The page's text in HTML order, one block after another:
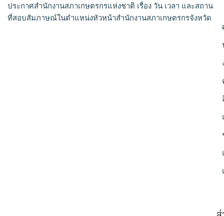
ประกาศสำนักงานสภาเกษตรกรแห่งชาติ เรื่อง วัน เวลา และสถาน
ที่สอบสัมภาษณ์ในตำแหน่งหัวหน้าสำนักงานสภาเกษตรกรจังหวัด